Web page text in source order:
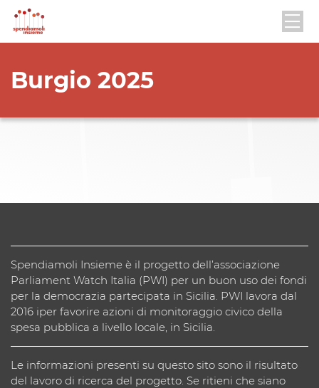
Burgio 2025
Spendiamoli Insieme è il progetto dell’associazione
Parliament Watch Italia (PWI) per un buon uso dei fondi
per la democrazia partecipata in Sicilia. PWI lavora dal
2016 iper favorire azioni di monitoraggio civico della
spesa pubblica a livello locale, in Sicilia.
Le informazioni presenti su questo sito sono il risultato
del lavoro di ricerca del progetto. Se ritieni che siano